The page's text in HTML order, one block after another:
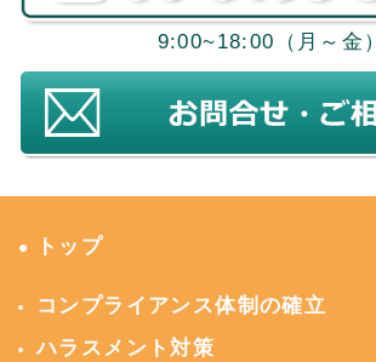
9:00~18:00（月～金）
● トップ
コンプライアンス体制の確立
ハラスメント対策